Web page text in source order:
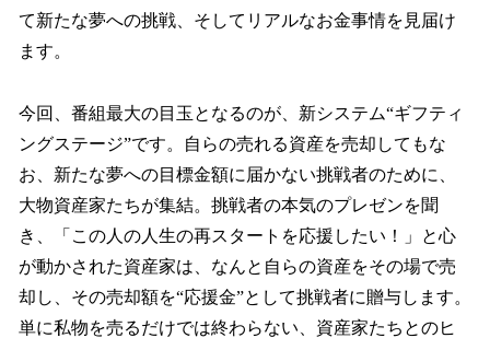
て新たな夢への挑戦、そしてリアルなお金事情を見届け
ます。
今回、番組最大の目玉となるのが、新システム“ギフティ
ングステージ”です。自らの売れる資産を売却してもな
お、新たな夢への目標金額に届かない挑戦者のために、
大物資産家たちが集結。挑戦者の本気のプレゼンを聞
き、「この人の人生の再スタートを応援したい！」と心
が動かされた資産家は、なんと自らの資産をその場で売
却し、その売却額を“応援金”として挑戦者に贈与します。
単に私物を売るだけでは終わらない、資産家たちとのヒ